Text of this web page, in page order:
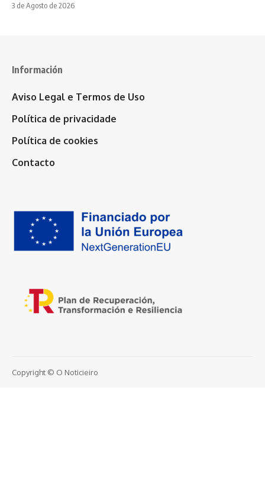
3 de Agosto de 2026
Información
Aviso Legal e Termos de Uso
Política de privacidade
Política de cookies
Contacto
Copyright © O Noticieiro